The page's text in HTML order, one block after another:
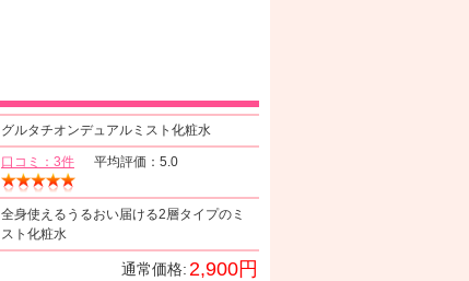
グルタチオンデュアルミスト化粧水
口コミ：3件 平均評価：5.0
全身使えるうるおい届ける2層タイプのミ
スト化粧水
通常価格:2,900円